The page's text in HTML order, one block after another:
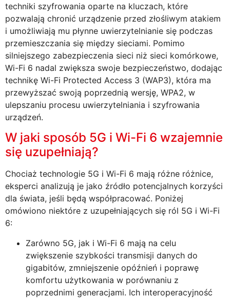
techniki szyfrowania oparte na kluczach, które
pozwalają chronić urządzenie przed złośliwym atakiem
i umożliwiają mu płynne uwierzytelnianie się podczas
przemieszczania się między sieciami. Pomimo
silniejszego zabezpieczenia sieci niż sieci komórkowe,
Wi-Fi 6 nadal zwiększa swoje bezpieczeństwo, dodając
technikę Wi-Fi Protected Access 3 (WAP3), która ma
przewyższać swoją poprzednią wersję, WPA2, w
ulepszaniu procesu uwierzytelniania i szyfrowania
urządzeń.
W jaki sposób 5G i Wi-Fi 6 wzajemnie
się uzupełniają?
Chociaż technologie 5G i Wi-Fi 6 mają różne różnice,
eksperci analizują je jako źródło potencjalnych korzyści
dla świata, jeśli będą współpracować. Poniżej
omówiono niektóre z uzupełniających się ról 5G i Wi-Fi
6:
Zarówno 5G, jak i Wi-Fi 6 mają na celu
zwiększenie szybkości transmisji danych do
gigabitów, zmniejszenie opóźnień i poprawę
komfortu użytkowania w porównaniu z
poprzednimi generacjami. Ich interoperacyjność